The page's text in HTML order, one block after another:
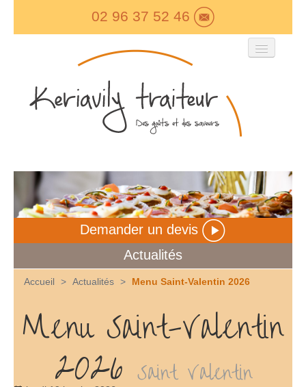
02 96 37 52 46
Keriavily Traiteur
Carte Boutique
Les Menus
Contact
Demander un devis
Actualités
Accueil > Actualités > Menu Saint-Valentin 2026
Menu Saint-Valentin
2026 Saint Valentin